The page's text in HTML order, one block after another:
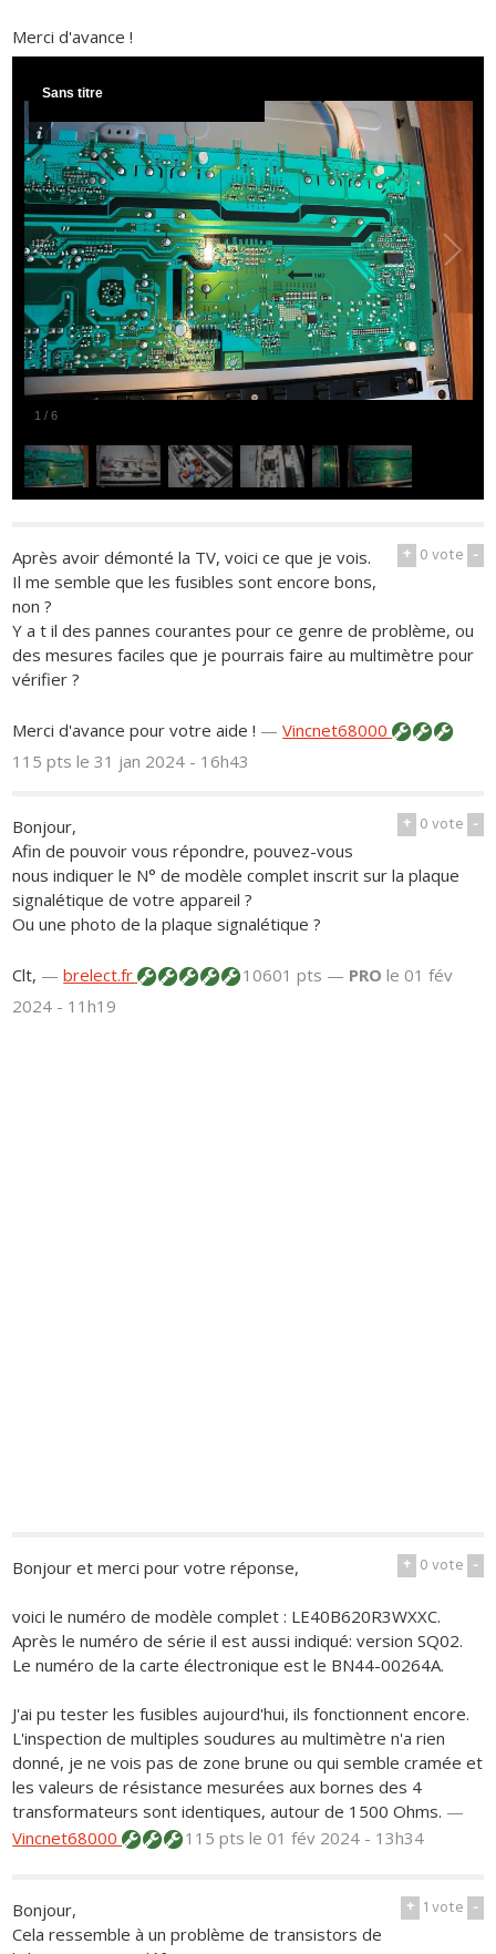
Merci d'avance !
1 /6
Sans titre
+ 0vote -
Après avoir démonté la TV, voici ce que je vois.
Il me semble que les fusibles sont encore bons,
non ?
Y a t il des pannes courantes pour ce genre de problème, ou
des mesures faciles que je pourrais faire au multimètre pour
vérifier ?
Merci d'avance pour votre aide ! —Vincnet68000
115 ptsle 31 jan 2024 - 16h43
+ 0vote -
Bonjour,
Afin de pouvoir vous répondre, pouvez-vous
nous indiquer le N° de modèle complet inscrit sur la plaque
signalétique de votre appareil ?
Ou une photo de la plaque signalétique ?
Clt, —brelect.fr 10601 pts — PRO le 01 fév
2024 - 11h19
+ 0vote -
Bonjour et merci pour votre réponse,
voici le numéro de modèle complet : LE40B620R3WXXC.
Après le numéro de série il est aussi indiqué: version SQ02.
Le numéro de la carte électronique est le BN44-00264A.
J'ai pu tester les fusibles aujourd'hui, ils fonctionnent encore.
L'inspection de multiples soudures au multimètre n'a rien
donné, je ne vois pas de zone brune ou qui semble cramée et
les valeurs de résistance mesurées aux bornes des 4
transformateurs sont identiques, autour de 1500 Ohms. —
Vincnet68000
115 ptsle 01 fév 2024 - 13h34
+ 1vote -
Bonjour,
Cela ressemble à un problème de transistors de